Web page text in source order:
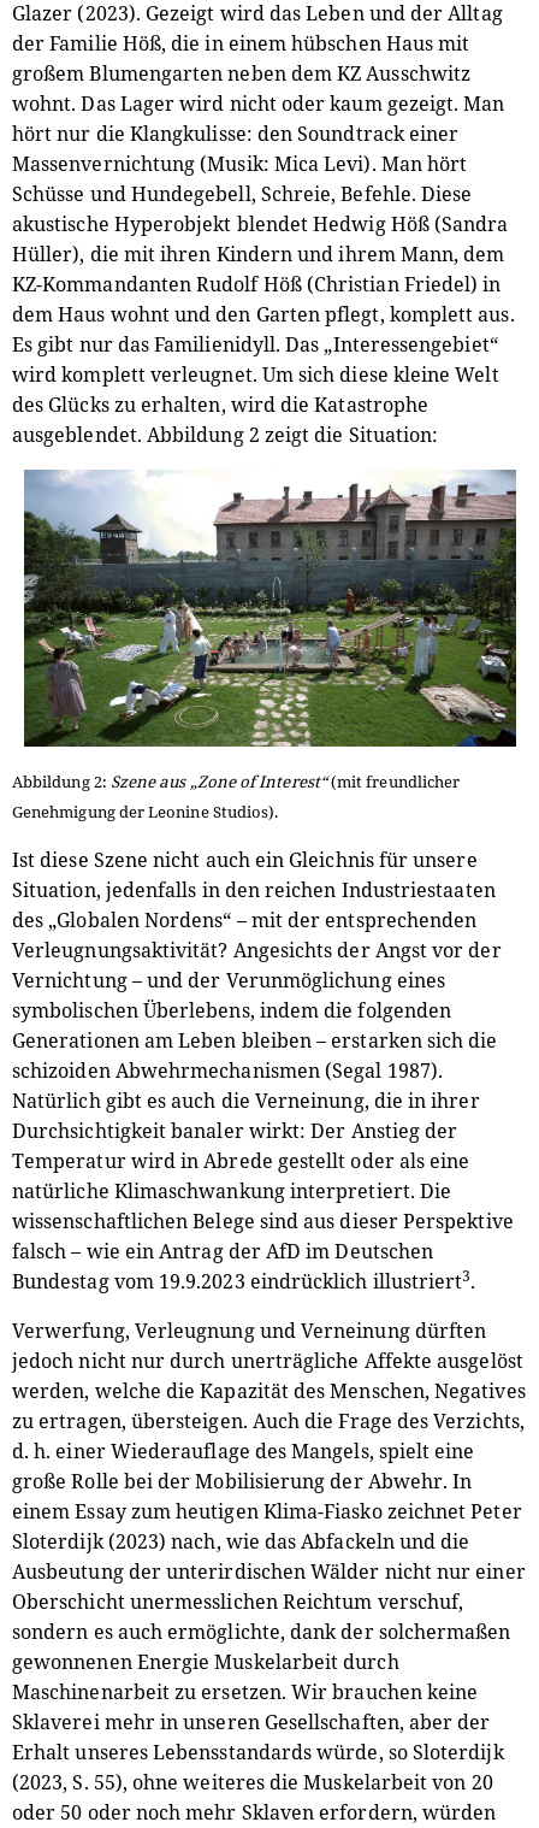
Glazer (2023). Gezeigt wird das Leben und der Alltag
der Familie Höß, die in einem hübschen Haus mit
großem Blumengarten neben dem KZ Ausschwitz
wohnt. Das Lager wird nicht oder kaum gezeigt. Man
hört nur die Klangkulisse: den Soundtrack einer
Massenvernichtung (Musik: Mica Levi). Man hört
Schüsse und Hundegebell, Schreie, Befehle. Diese
akustische Hyperobjekt blendet Hedwig Höß (Sandra
Hüller), die mit ihren Kindern und ihrem Mann, dem
KZ-Kommandanten Rudolf Höß (Christian Friedel) in
dem Haus wohnt und den Garten pflegt, komplett aus.
Es gibt nur das Familienidyll. Das „Interessengebiet“
wird komplett verleugnet. Um sich diese kleine Welt
des Glücks zu erhalten, wird die Katastrophe
ausgeblendet. Abbildung 2 zeigt die Situation:
Abbildung 2: Szene aus „Zone of Interest“(mit freundlicher
Genehmigung der Leonine Studios).
Ist diese Szene nicht auch ein Gleichnis für unsere
Situation, jedenfalls in den reichen Industriestaaten
des „Globalen Nordens“ – mit der entsprechenden
Verleugnungsaktivität? Angesichts der Angst vor der
Vernichtung – und der Verunmöglichung eines
symbolischen Überlebens, indem die folgenden
Generationen am Leben bleiben – erstarken sich die
schizoiden Abwehrmechanismen (Segal 1987).
Natürlich gibt es auch die Verneinung, die in ihrer
Durchsichtigkeit banaler wirkt: Der Anstieg der
Temperatur wird in Abrede gestellt oder als eine
natürliche Klimaschwankung interpretiert. Die
wissenschaftlichen Belege sind aus dieser Perspektive
falsch – wie ein Antrag der AfD im Deutschen
Bundestag vom 19.9.2023 eindrücklich illustriert3.
Verwerfung, Verleugnung und Verneinung dürften
jedoch nicht nur durch unerträgliche Affekte ausgelöst
werden, welche die Kapazität des Menschen, Negatives
zu ertragen, übersteigen. Auch die Frage des Verzichts,
d. h. einer Wiederauflage des Mangels, spielt eine
große Rolle bei der Mobilisierung der Abwehr. In
einem Essay zum heutigen Klima-Fiasko zeichnet Peter
Sloterdijk (2023) nach, wie das Abfackeln und die
Ausbeutung der unterirdischen Wälder nicht nur einer
Oberschicht unermesslichen Reichtum verschuf,
sondern es auch ermöglichte, dank der solchermaßen
gewonnenen Energie Muskelarbeit durch
Maschinenarbeit zu ersetzen. Wir brauchen keine
Sklaverei mehr in unseren Gesellschaften, aber der
Erhalt unseres Lebensstandards würde, so Sloterdijk
(2023, S. 55), ohne weiteres die Muskelarbeit von 20
oder 50 oder noch mehr Sklaven erfordern, würden